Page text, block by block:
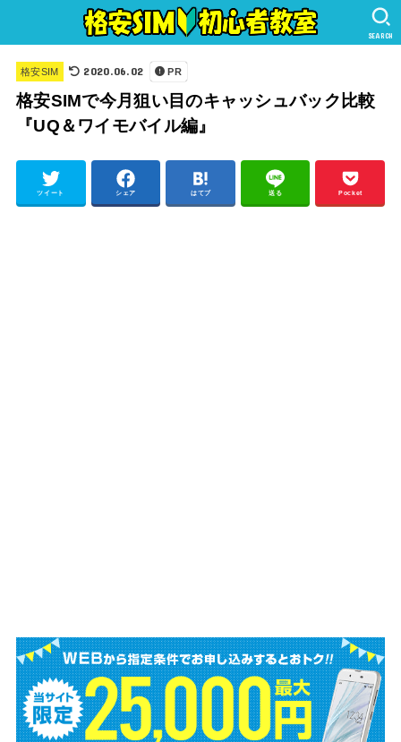
SEARCH
格安SIM 2020.06.02 PR
格安SIMで今月狙い目のキャッシュバック比較
『UQ＆ワイモバイル編』
ツイート シェア はてブ 送る Pocket